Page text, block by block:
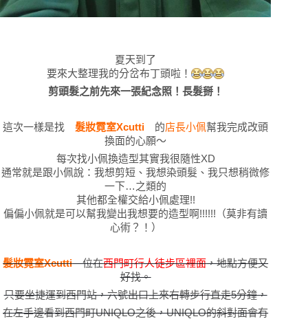
夏天到了
要來大整理我的分岔布丁頭啦！ 😂😂😂
剪頭髮之前先來一張紀念照！長髮掰！
這次一樣是找髮妝霓室Xcutti 的店長小佩幫我完成改頭
換面的心願～
每次找小佩換造型其實我很隨性XD
通常就是跟小佩說：我想剪短、我想染頭髮、我只想稍微修
一下…之類的
其他都全權交給小佩處理!!
偏偏小佩就是可以幫我變出我想要的造型啊!!!!!!（莫非有讀
心術？！）
髮妝霓室Xcutti位在西門町行人徒步區裡面，地點方便又
好找。
只要坐捷運到西門站，六號出口上來右轉步行直走5分鐘，
在左手邊看到西門町UNIQLO之後，UNIQLO的斜對面會有